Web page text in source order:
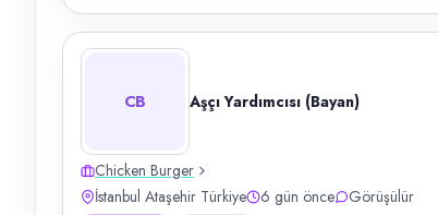
CB Aşçı Yardımcısı (Bayan)
Chicken Burger
İstanbul Ataşehir Türkiye
6 gün önce Görüşülür